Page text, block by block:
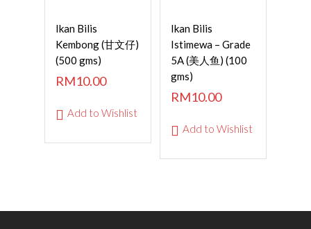
Ikan Bilis
Kembong (甘文仔)
(500 gms)
RM10.00
Add to Wishlist
Ikan Bilis
Istimewa – Grade
5A (美人鱼) (100
gms)
RM10.00
Add to Wishlist